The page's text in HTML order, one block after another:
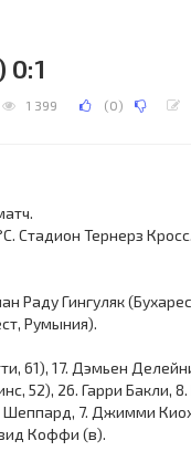
0:1
1 399 (0)
Стадион Тернерз
Раду Гингуляк
Румыния).
61), 17. Дэмьен
52), 26. Гарри Бакли, 8.
Шеппард, 7. Джимми
Коффи (в).